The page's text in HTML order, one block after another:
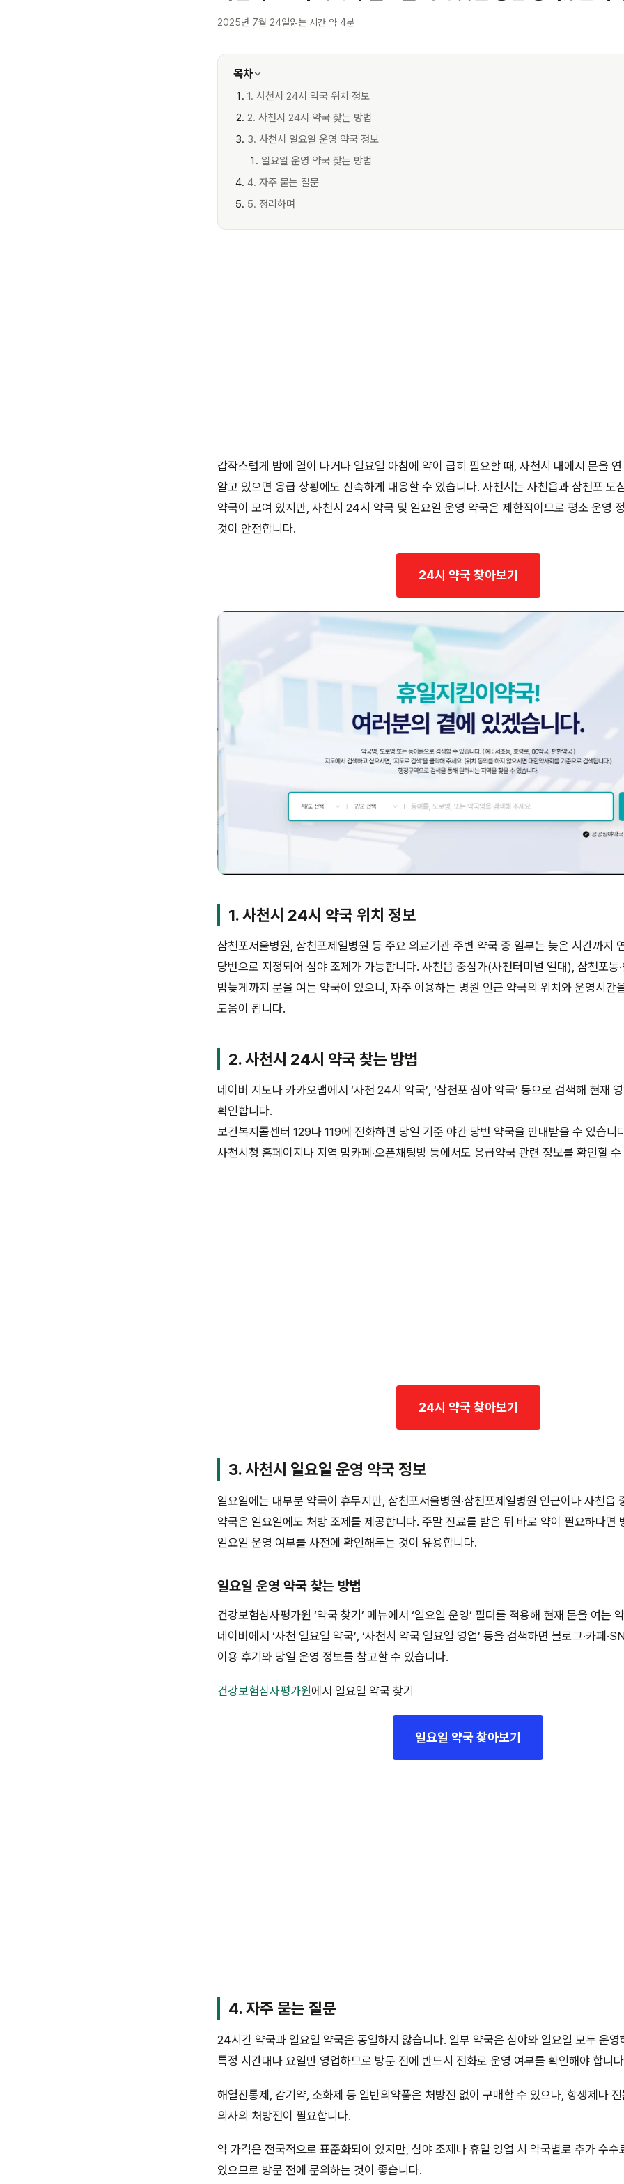
2025년 7월 24일읽는 시간 약 4분
목차
1. 사천시 24시 약국 위치 정보
2. 사천시 24시 약국 찾는 방법
3. 사천시 일요일 운영 약국 정보
일요일 운영 약국 찾는 방법
4. 자주 묻는 질문
5. 정리하며
갑작스럽게 밤에 열이 나거나 일요일 아침에 약이 급히 필요할 때, 사천시 내에서 문을 연
알고 있으면 응급 상황에도 신속하게 대응할 수 있습니다. 사천시는 사천읍과 삼천포 도
약국이 모여 있지만, 사천시 24시 약국 및 일요일 운영 약국은 제한적이므로 평소 운영
것이 안전합니다.
24시 약국 찾아보기
1. 사천시 24시 약국 위치 정보
삼천포서울병원, 삼천포제일병원 등 주요 의료기관 주변 약국 중 일부는 늦은 시간까지
당번으로 지정되어 심야 조제가 가능합니다. 사천읍 중심가(사천터미널 일대), 삼천포동
밤늦게까지 문을 여는 약국이 있으니, 자주 이용하는 병원 인근 약국의 위치와 운영시간
도움이 됩니다.
2. 사천시 24시 약국 찾는 방법
네이버 지도나 카카오맵에서 ‘사천 24시 약국’, ‘삼천포 심야 약국’ 등으로 검색해 현재
확인합니다.
보건복지콜센터 129나 119에 전화하면 당일 기준 야간 당번 약국을 안내받을 수 있습니
사천시청 홈페이지나 지역 맘카페·오픈채팅방 등에서도 응급약국 관련 정보를 확인할
24시 약국 찾아보기
3. 사천시 일요일 운영 약국 정보
일요일에는 대부분 약국이 휴무지만, 삼천포서울병원·삼천포제일병원 인근이나 사천읍
약국은 일요일에도 처방 조제를 제공합니다. 주말 진료를 받은 뒤 바로 약이 필요하다면
일요일 운영 여부를 사전에 확인해두는 것이 유용합니다.
일요일 운영 약국 찾는 방법
건강보험심사평가원 ‘약국 찾기’ 메뉴에서 ‘일요일 운영’ 필터를 적용해 현재 문을 여는
네이버에서 ‘사천 일요일 약국’, ‘사천시 약국 일요일 영업’ 등을 검색하면 블로그·카페
이용 후기와 당일 운영 정보를 참고할 수 있습니다.
건강보험심사평가원에서 일요일 약국 찾기
일요일 약국 찾아보기
4. 자주 묻는 질문
24시간 약국과 일요일 약국은 동일하지 않습니다. 일부 약국은 심야와 일요일 모두 운영
특정 시간대나 요일만 영업하므로 방문 전에 반드시 전화로 운영 여부를 확인해야 합니
해열진통제, 감기약, 소화제 등 일반의약품은 처방전 없이 구매할 수 있으나, 항생제나
의사의 처방전이 필요합니다.
약 가격은 전국적으로 표준화되어 있지만, 심야 조제나 휴일 영업 시 약국별로 추가 수수
있으므로 방문 전에 문의하는 것이 좋습니다.